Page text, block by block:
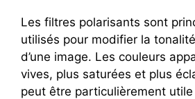
Les filtres polarisants sont
utilisés pour modifier la
d’une image. Les couleurs
vives, plus saturées et plus
peut être particulièrement utile